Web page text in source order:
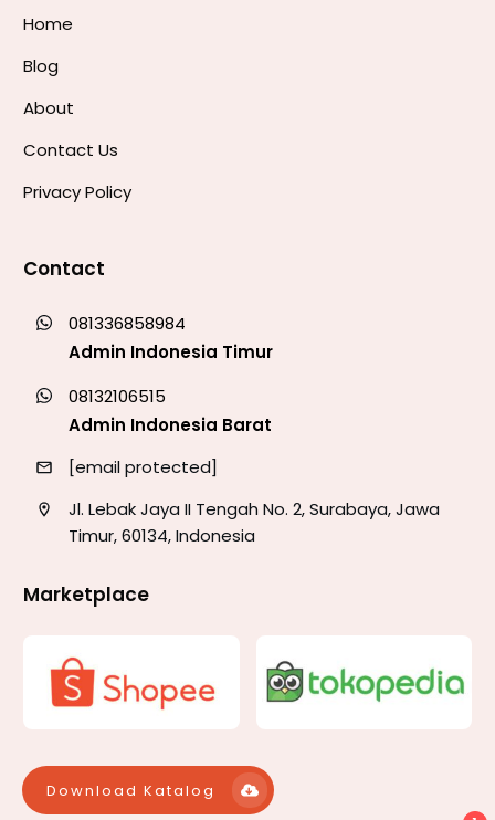
Home
Blog
About
Contact Us
Privacy Policy
Contact
081336858984
Admin Indonesia Timur
08132106515
Admin Indonesia Barat
[email protected]
Jl. Lebak Jaya II Tengah No. 2, Surabaya, Jawa
Timur, 60134, Indonesia
Marketplace
Download Katalog